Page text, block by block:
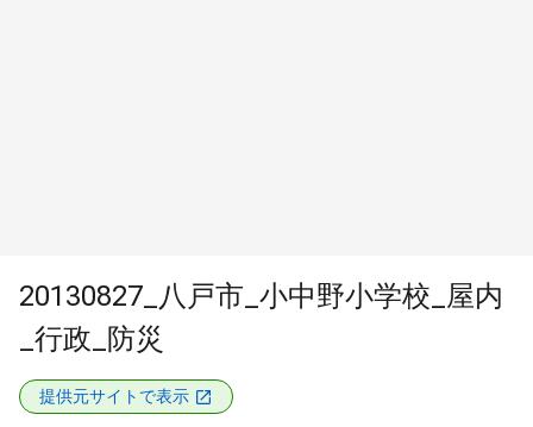
20130827_八戸市_小中野小学校_屋内
_行政_防災
提供元サイトで表示